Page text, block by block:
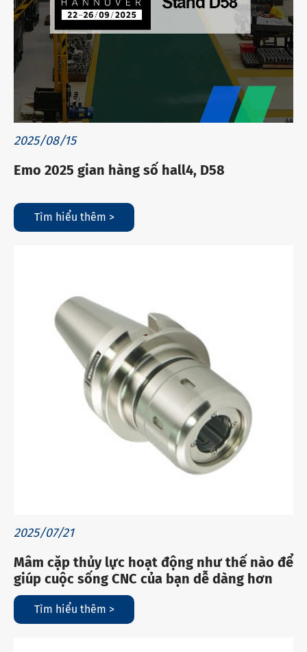
2025/08/15
Emo 2025 gian hàng số hall4, D58
Tìm hiểu thêm >
2025/07/21
Mâm cặp thủy lực hoạt động như thế nào để
giúp cuộc sống CNC của bạn dễ dàng hơn
Tìm hiểu thêm >